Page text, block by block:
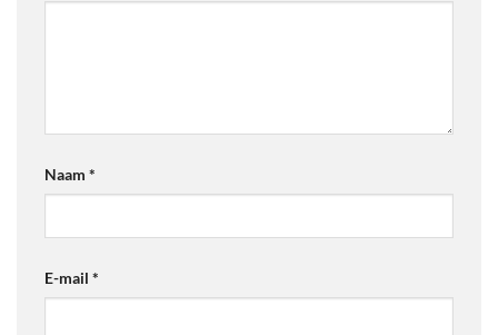
Naam *
E-mail *